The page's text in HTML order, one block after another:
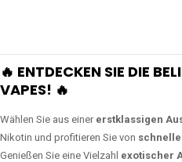
🔥 ENTDECKEN SIE DIE
VAPES! 🔥
Wählen Sie aus einer erstklassigen
Nikotin und profitieren Sie von
Genießen Sie eine Vielzahl exotischer